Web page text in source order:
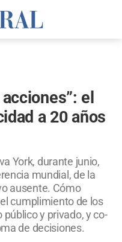
el
a 20 años
York, durante junio,
mundial, de la
ausente. Cómo
cumplimiento de los
y privado, y co-
de decisiones.